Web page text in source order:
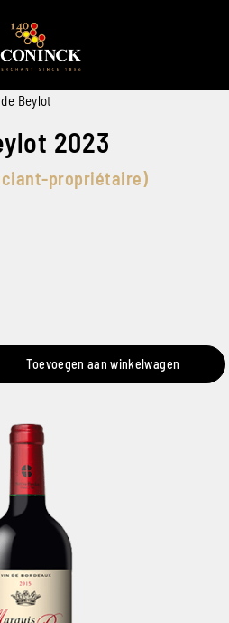
Beylot
2023
propriétaire)
Toevoegen aan winkelwagen